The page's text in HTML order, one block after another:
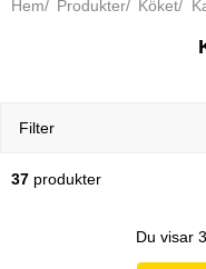
Hem Produkter Köket
Filter
37 produkter
Du visar